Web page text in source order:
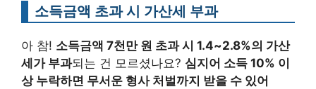
소득금액 초과 시 가산세 부과
아 참! 소득금액 7천만 원 초과 시 1.4~2.8%의 가산
세가 부과되는 건 모르셨나요? 심지어 소득 10% 이
상 누락하면 무서운 형사 처벌까지 받을 수 있어